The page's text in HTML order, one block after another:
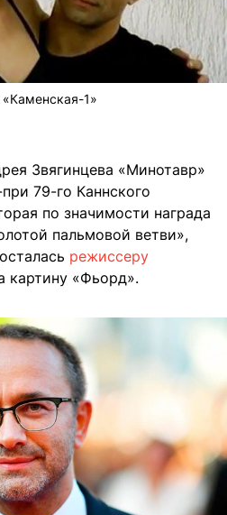
1»
Звягинцева «Минотавр»
79-го Каннского
по значимости награда
пальмовой ветви»,
режиссеру
картину «Фьорд».